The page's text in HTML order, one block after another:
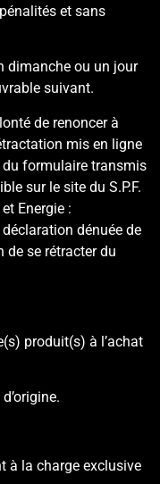
et sans
dimanche ou un jour
suivant.
de renoncer à
mis en ligne
du formulaire transmis
sur le site du S.P.F.
Energie :
dénuée de
se rétracter du
produit(s) à l’achat
à la charge exclusive